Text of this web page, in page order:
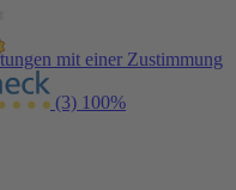
mit einer Zustimmung
(3) 100%